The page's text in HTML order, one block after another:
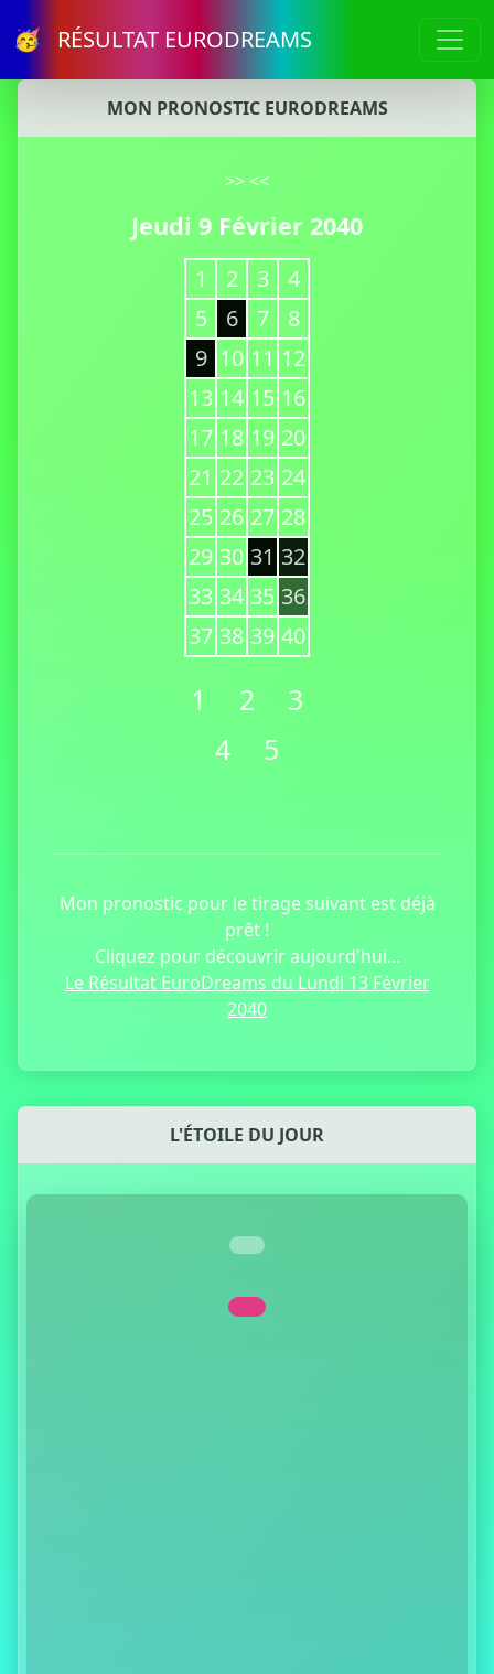
🥳 RÉSULTAT EURODREAMS
MON PRONOSTIC EURODREAMS
>> <<
Jeudi 9 Février 2040
1 2 3
4
5
6 7
8
9 10 11 12
13 14 15 16
17 18 19 20
21 22 23 24
25 26 27 28
29 30 31 32
33 34 35 36
37 38 39 40
1 2
3
4
5
Mon pronostic pour le tirage suivant est déjà
prêt !
Cliquez pour découvrir aujourd'hui...
Le Résultat EuroDreams du Lundi 13 Février
2040
L'ÉTOILE DU JOUR